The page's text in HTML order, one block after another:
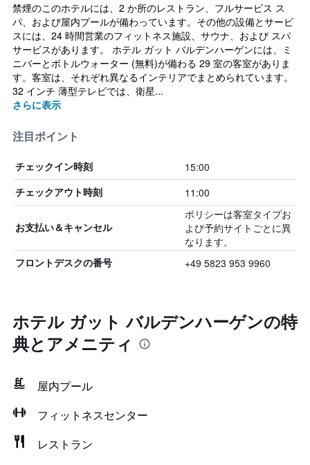
禁煙のこのホテルには、2 か所のレストラン、フルサービス ス
パ、および屋内プールが備わっています。その他の設備とサービ
スには、24 時間営業のフィットネス施設、サウナ、および スパ
サービスがあります。 ホテル ガット バルデンハーゲンには、ミ
ニバーとボトルウォーター (無料)が備わる 29 室の客室がありま
す。客室は、それぞれ異なるインテリアでまとめられています。
32 インチ 薄型テレビでは、衛星...
さらに表示
注目ポイント
チェックイン時刻 15:00
チェックアウト時刻 11:00
お支払い＆キャンセル
ポリシーは客室タイプお
よび予約サイトごとに異
なります。
フロントデスクの番号 +49 5823 953 9960
ホテル ガット バルデンハーゲンの特
典とアメニティ
屋内プール
フィットネスセンター
レストラン